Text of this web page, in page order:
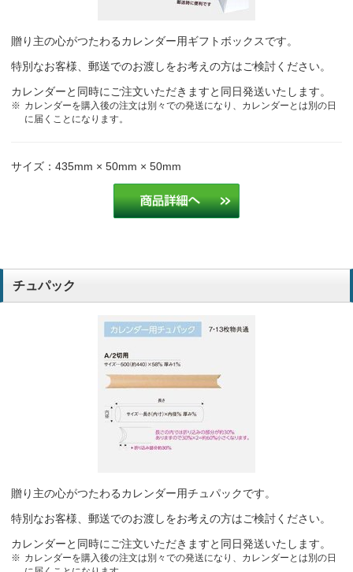
デザインがシンプルで良いと思ったから。 介護
お客様からの評判が良いので 卸小売業
日付に予定が書き込める枠があるので配布先に人気です。
建設・土木業
建設・土木業
製造業
現場事務所で便利に使用することができる
建設業
年末恒例で同じデザインのカレンダーをお客様にお渡ししているの
分かりやすく、商品も多いので 小売・リサイクル業
字が大きくて見やすく、メモ書きスペースがあるから。 運送業
恒例の商品で、顧客に好評なため。
贈り主の心がつたわるカレンダー用ギフトボックスです。
特別なお客様、郵送でのお渡しをお考えの方はご検討ください。
カレンダーと同時にご注文いただきますと同日発送いたします。
カレンダーを購入後の注文は別々での発送になり、カレンダーとは別の日
に届くことになります。
サイズ：435mm × 50mm × 50mm
チュパック
贈り主の心がつたわるカレンダー用チュパックです。
特別なお客様、郵送でのお渡しをお考えの方はご検討ください。
カレンダーと同時にご注文いただきますと同日発送いたします。
カレンダーを購入後の注文は別々での発送になり、カレンダーとは別の日